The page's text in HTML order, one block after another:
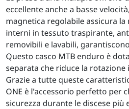
eccellente anche a basse
magnetica regolabile assicura la
interni in tessuto traspirante,
removibili e lavabili,
Questo casco MTB enduro è
separata che riduce la rotazione
Grazie a tutte queste
ONE è l'accessorio perfetto per
sicurezza durante le discese più